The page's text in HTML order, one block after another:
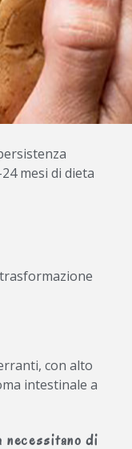
mesi di dieta
con alto
intestinale a
necessitano di